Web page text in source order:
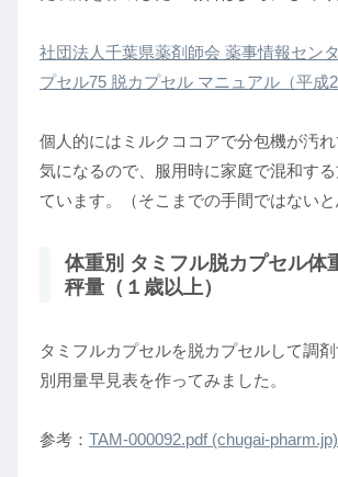
社団法人千葉県薬剤師会 薬事情報セン
プセル75 脱カプセル マニュアル（平成
個人的にはミルクココアで分包機が汚
気になるので、服用時に家庭で混和す
ています。（そこまでの手間ではないと
体重別 タミフル脱カプセル体
秤量（１歳以上）
タミフルカプセルを脱カプセルして調
別用量早見表を作ってみました。
参考： TAM-000092.pdf (chugai-pharm.jp)